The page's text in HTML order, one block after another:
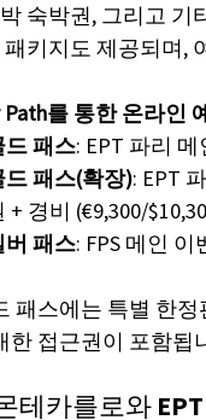
숙박권, 그리고 기
패키지도 제공되며,
Path를 통한 온라인
드 패스: EPT 파리
드 패스(확장): EPT
+ 경비 (€9,300/
버 패스: FPS 메인
패스에는 특별 한
한 접근권이 포함됩
테카를로와